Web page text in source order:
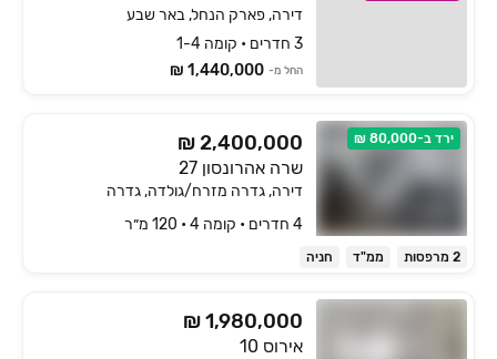
דירה, פארק הנחל, באר שבע
3 חדרים • קומה 1-4
החל מ- 1,440,000 ₪
ירד ב-80,000 ₪ ₪ 2,400,000
שרה אהרונסון 27
דירה, גדרה מזרח/גולדה, גדרה
4 חדרים • קומה ‎4‏ • 120 מ״ר
2 מרפסות ממ"ד חניה
₪ 1,980,000
אירוס 10